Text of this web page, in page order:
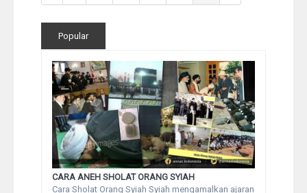
Popular
CARA ANEH SHOLAT ORANG SYIAH
Cara Sholat Orang Syiah Syiah mengamalkan ajaran